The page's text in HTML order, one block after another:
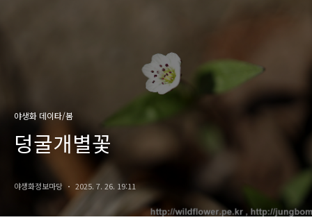
야생화 데이타/봄
덩굴개별꽃
야생화정보마당 2025. 7. 26. 19:11